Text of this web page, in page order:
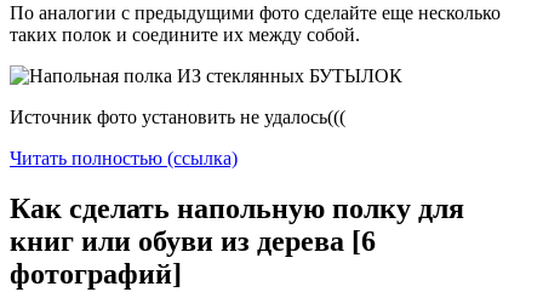
По аналогии с предыдущими фото сделайте еще несколько
таких полок и соедините их между собой.
Источник фото установить не удалось(((
Читать полностью (ссылка)
Как сделать напольную полку для
книг или обуви из дерева [6
фотографий]